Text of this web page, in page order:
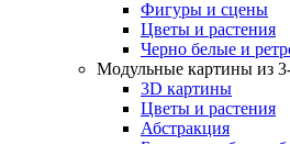
Фигуры и сцены
Цветы и растения
Черно белые и
Модульные картины из
3D картины
Цветы и растения
Абстракция